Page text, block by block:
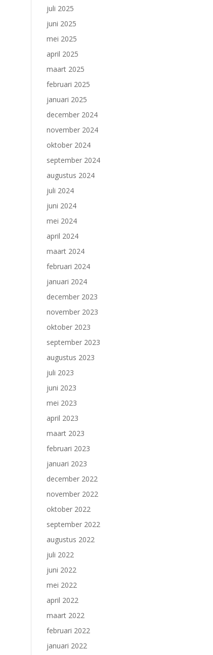
juli 2025
juni 2025
mei 2025
april 2025
maart 2025
februari 2025
januari 2025
december 2024
november 2024
oktober 2024
september 2024
augustus 2024
juli 2024
juni 2024
mei 2024
april 2024
maart 2024
februari 2024
januari 2024
december 2023
november 2023
oktober 2023
september 2023
augustus 2023
juli 2023
juni 2023
mei 2023
april 2023
maart 2023
februari 2023
januari 2023
december 2022
november 2022
oktober 2022
september 2022
augustus 2022
juli 2022
juni 2022
mei 2022
april 2022
maart 2022
februari 2022
januari 2022